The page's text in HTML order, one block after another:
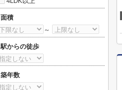
面積
～
駅からの徒歩
築年数